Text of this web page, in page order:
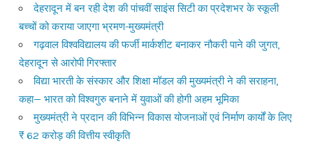
देहरादून में बन रही देश की पांचवीं साइंस सिटी का प्रदेशभर के स्कूली
बच्चों को कराया जाएगा भ्रमण-मुख्यमंत्री
गढ़वाल विश्वविद्यालय की फर्जी मार्कशीट बनाकर नौकरी पाने की जुगत,
देहरादून से आरोपी गिरफ्तार
विद्या भारती के संस्कार और शिक्षा मॉडल की मुख्यमंत्री ने की सराहना,
कहा— भारत को विश्वगुरु बनाने में युवाओं की होगी अहम भूमिका
मुख्यमंत्री ने प्रदान की विभिन्न विकास योजनाओं एवं निर्माण कार्यों के लिए
₹ 62 करोड़ की वित्तीय स्वीकृति